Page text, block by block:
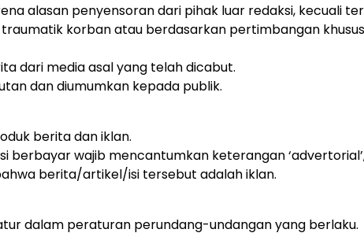
alasan penyensoran dari pihak luar redaksi, kecuali
korban atau berdasarkan pertimbangan
dari media asal yang telah dicabut.
dan diumumkan kepada publik.
berita dan iklan.
berbayar wajib mencantumkan keterangan
bahwa berita/artikel/isi tersebut adalah iklan.
dalam peraturan perundang-undangan yang berlaku.